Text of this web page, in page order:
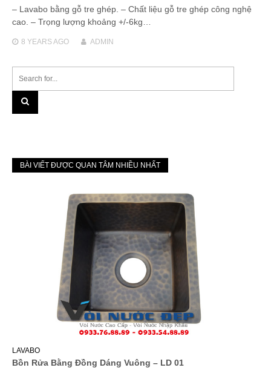
– Lavabo bằng gỗ tre ghép. – Chất liệu gỗ tre ghép công nghệ
cao. – Trọng lượng khoảng +/-6kg…
8 YEARSAGO ADMIN
BÀI VIẾT ĐƯỢC QUAN TÂM NHIỀU NHẤT
LAVABO
Bồn Rửa Bằng Đồng Dáng Vuông – LD 01